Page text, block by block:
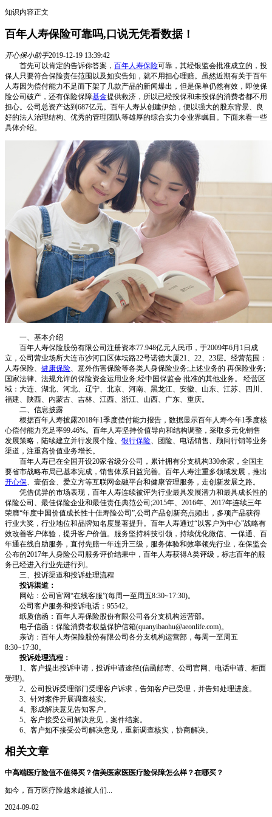
知识内容正文
百年人寿保险可靠吗,口说无凭看数据！
开心保小助手2019-12-19 13:39:42
首先可以肯定的告诉你答案， 百年人寿保险可靠，其经银监会批准成立的，投
保人只要符合保险责任范围以及如实告知，就不用担心理赔。虽然近期有关于百年
人寿因为偿付能力不足而下架了几款产品的新闻爆出，但是保单仍然有效，即使保
险公司破产，还有保险保障基金提供救济，所以已经投保和未投保的消费者都不用
担心。公司总资产达到687亿元。百年人寿从创建伊始，便以强大的股东背景、良
好的法人治理结构、优秀的管理团队等雄厚的综合实力令业界瞩目。下面来看一些
具体介绍。
一、基本介绍
百年人寿保险股份有限公司注册资本77.948亿元人民币，于2009年6月1日成
立，公司营业场所大连市沙河口区体坛路22号诺德大厦21、22、23层。经营范围：
人寿保险、 健康保险 、意外伤害保险等各类人身保险业务;上述业务的 再保险业务;
国家法律、法规允许的保险资金运用业务;经中国保监会 批准的其他业务。 经营区
域：大连、湖北、河北、辽宁、北京、河南、黑龙江、安徽、山东、江苏、四川、
福建、陕西、内蒙古、吉林、江西、浙江、山西、广东、重庆。
二、信息披露
根据百年人寿披露2018年1季度偿付能力报告，数据显示百年人寿今年1季度核
心偿付能力充足率99.46%。百年人寿坚持价值导向和结构调整，采取多元化销售
发展策略，陆续建立并行发展个险、 银行保险 、团险、电话销售、顾问行销等业务
渠道，注重高价值业务增长。
百年人寿已在全国开设20家省级分公司，累计拥有分支机构330余家，全国主
要省市战略布局已基本完成，销售体系日益完善。百年人寿注重多领域发展，推出
开心保 、壹佰金、爱立方等互联网金融平台和健康管理服务，走创新发展之路。
凭借优异的市场表现，百年人寿连续被评为行业最具发展潜力和最具成长性的
保险公司、最佳保险企业和最佳责任典范公司;2015年、2016年、2017年连续三年
荣膺“年度中国价值成长性十佳寿险公司”,公司产品创新亮点频出，多项产品获得
行业大奖，行业地位和品牌知名度显著提升。百年人寿通过“以客户为中心”战略有
效改善客户体验，提升客户价值。服务坚持科技引领，持续优化微信、一保通、百
年通在线自助服务，直付先赔一年连升三级，服务体验和效率领先行业，在保监会
公布的2017年人身险公司服务评价结果中，百年人寿获得A类评级，标志百年的服
务已经进入行业先进行列。
三、投诉渠道和投诉处理流程
投诉渠道：
网站：公司官网“在线客服”(每周一至周五8:30~17:30)。
公司客户服务和投诉电话：95542。
纸质信函：百年人寿保险股份有限公司各分支机构运营部。
电子信函：保险消费者权益保护信箱(quanyibaohu@aeonlife.com)。
亲访：百年人寿保险股份有限公司各分支机构运营部，每周一至周五
8:30~17:30。
投诉处理流程：
1、客户提出投诉申请，投诉申请途径(信函邮寄、公司官网、电话申请、柜面
受理)。
2、公司投诉受理部门受理客户诉求，告知客户已受理，并告知处理进度。
3、针对案件开展调查核实。
4、形成解决意见告知客户。
5、客户接受公司解决意见，案件结案。
6、客户如不接受公司解决意见，重新调查核实，协商解决。
相关文章
中高端医疗险值不值得买？信美医家医医疗险保障怎么样？在哪买？
如今，百万医疗险越来越被人们...
2024-09-02